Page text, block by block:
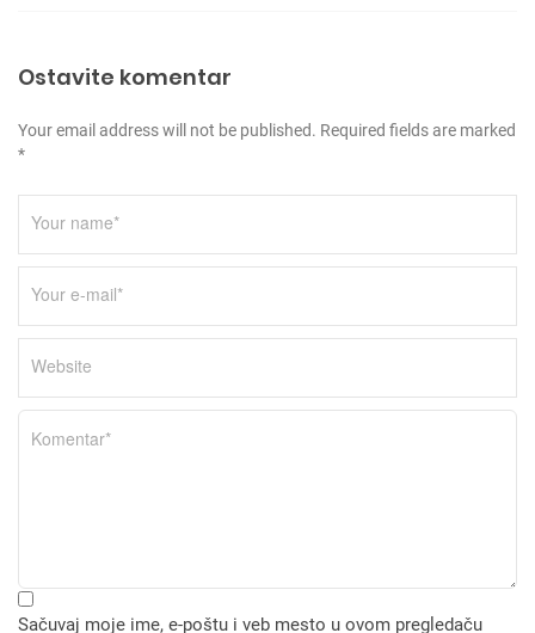
Ostavite komentar
Your email address will not be published. Required fields are marked
*
Sačuvaj moje ime, e-poštu i veb mesto u ovom pregledaču